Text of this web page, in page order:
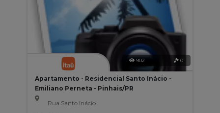
902 0
Apartamento - Residencial Santo Inácio -
Emiliano Perneta - Pinhais/PR
Rua Santo Inácio